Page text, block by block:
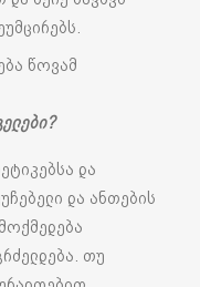
წოვამ
და
და ანთების
თუ